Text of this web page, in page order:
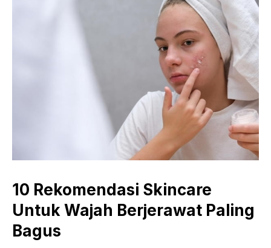
10 Rekomendasi Skincare
Untuk Wajah Berjerawat Paling
Bagus